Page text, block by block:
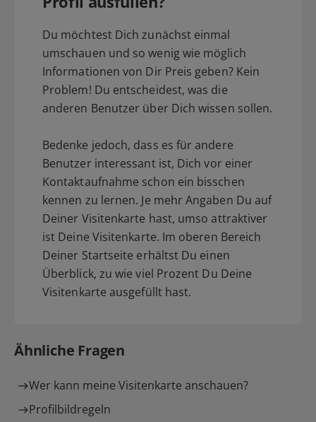
Du möchtest Dich zunächst einmal
umschauen und so wenig wie möglich
Informationen von Dir Preis geben? Kein
Problem! Du entscheidest, was die
anderen Benutzer über Dich wissen sollen.
Bedenke jedoch, dass es für andere
Benutzer interessant ist, Dich vor einer
Kontaktaufnahme schon ein bisschen
kennen zu lernen. Je mehr Angaben Du auf
Deiner Visitenkarte hast, umso attraktiver
ist Deine Visitenkarte. Im oberen Bereich
Deiner Startseite erhältst Du einen
Überblick, zu wie viel Prozent Du Deine
Visitenkarte ausgefüllt hast.
Ähnliche Fragen
Wer kann meine Visitenkarte anschauen?
Profilbildregeln